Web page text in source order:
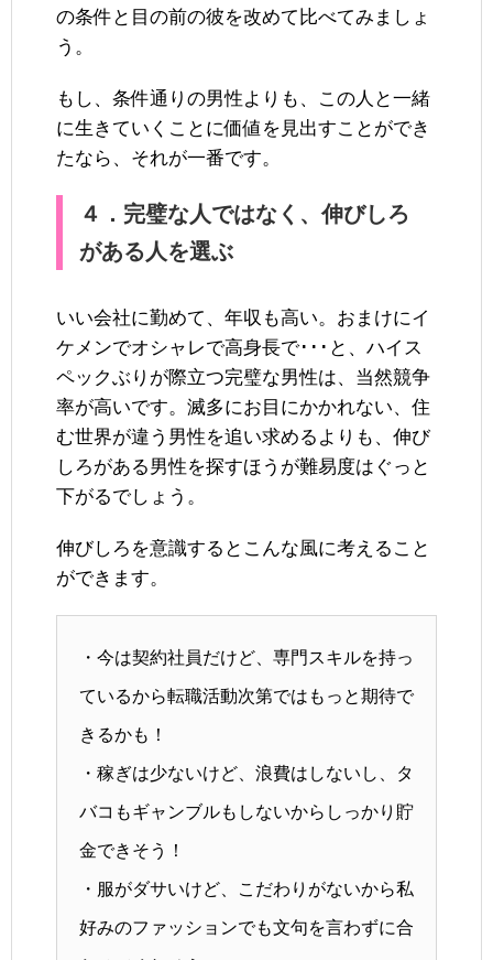
の条件と目の前の彼を改めて比べてみましょ
う。
もし、条件通りの男性よりも、この人と一緒
に生きていくことに価値を見出すことができ
たなら、それが一番です。
４．完璧な人ではなく、伸びしろ
がある人を選ぶ
いい会社に勤めて、年収も高い。おまけにイ
ケメンでオシャレで高身長で･･･と、ハイス
ペックぶりが際立つ完璧な男性は、当然競争
率が高いです。滅多にお目にかかれない、住
む世界が違う男性を追い求めるよりも、伸び
しろがある男性を探すほうが難易度はぐっと
下がるでしょう。
伸びしろを意識するとこんな風に考えること
ができます。
・今は契約社員だけど、専門スキルを持っ
ているから転職活動次第ではもっと期待で
きるかも！
・稼ぎは少ないけど、浪費はしないし、タ
バコもギャンブルもしないからしっかり貯
金できそう！
・服がダサいけど、こだわりがないから私
好みのファッションでも文句を言わずに合